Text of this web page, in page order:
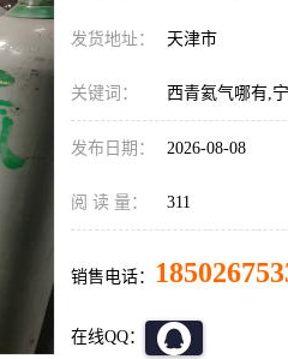
发货地址： 天津市
关键词： 西青氦气哪有,
发布日期： 2026-08-08
阅 读 量： 311
销售电话：
在线QQ：